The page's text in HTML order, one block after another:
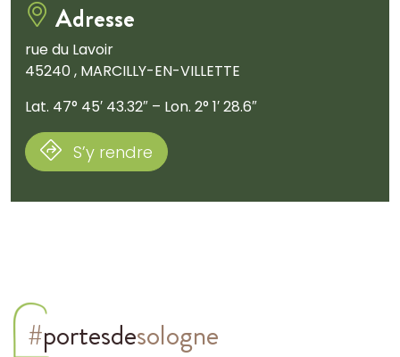
Adresse
rue du Lavoir
45240 , MARCILLY-EN-VILLETTE
Lat. 47° 45′ 43.32″ – Lon. 2° 1′ 28.6″
S’y rendre
#portesdesologne